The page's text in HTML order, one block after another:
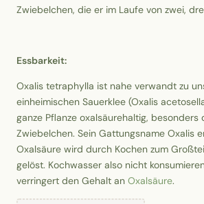
Zwiebelchen, die er im Laufe von zwei,
Essbarkeit:
Oxalis tetraphylla ist nahe verwandt zu
einheimischen Sauerklee (Oxalis
ganze Pflanze oxalsäurehaltig, besonders
Zwiebelchen. Sein Gattungsname Oxalis
Oxalsäure wird durch Kochen zum
gelöst. Kochwasser also nicht
verringert den Gehalt an Oxalsäure.